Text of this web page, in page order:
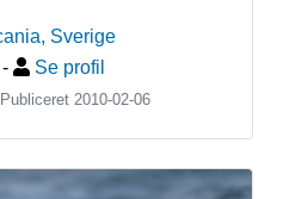
, Sverige
- Se profil
2010-02-06